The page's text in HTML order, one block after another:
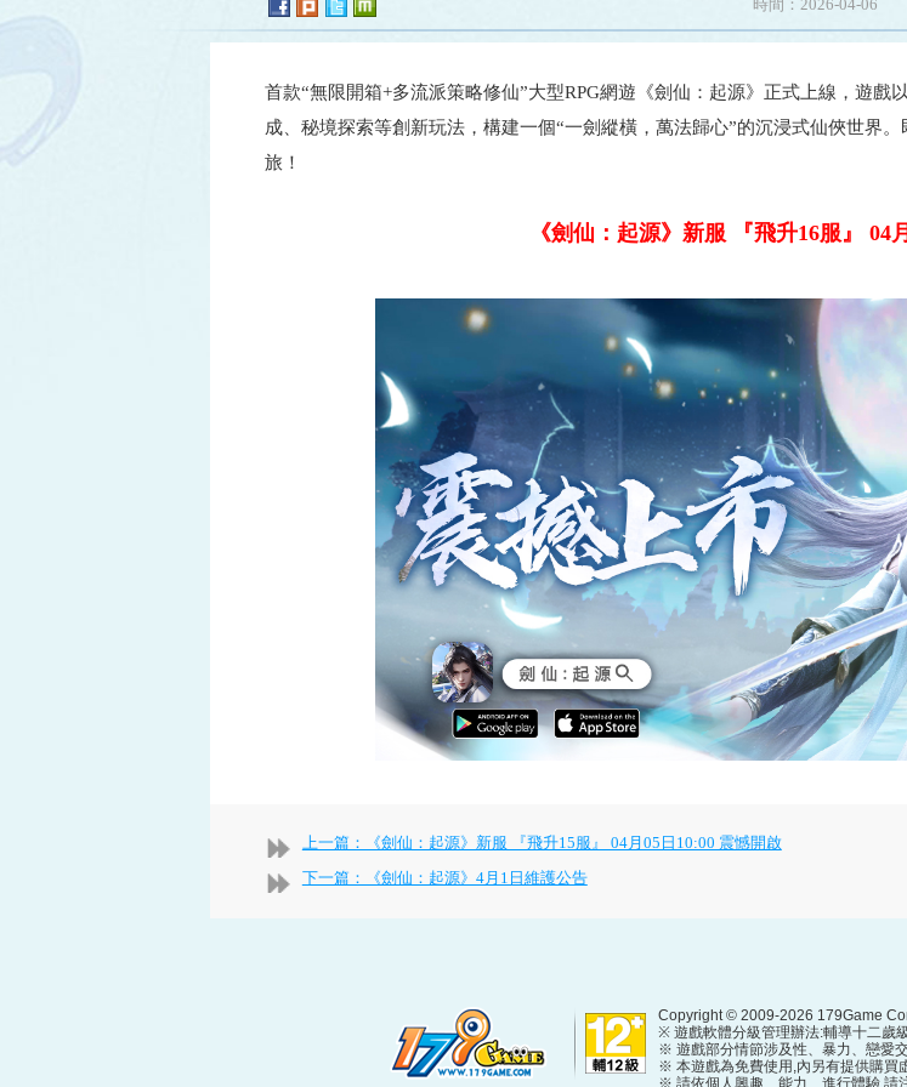
時間：2026-04-06
首款“無限開箱+多流派策略修仙”大型RPG網遊《劍仙：起源》正式上線，遊戲
成、秘境探索等創新玩法，構建一個“一劍縱橫，萬法歸心”的沉浸式仙俠世界
旅！
《劍仙：起源》新服 『飛升16服』 04
上一篇：《劍仙：起源》新服 『飛升15服』 04月05日10:00 震憾開啟
下一篇：《劍仙：起源》4月1日維護公告
Copyright © 2009-2026 179Game
※ 遊戲軟體分級管理辦法:輔導十二歲級
※ 遊戲部分情節涉及性、暴力、戀愛
※ 本遊戲為免費使用,內另有提供購買
※ 請依個人興趣、能力、進行體驗,請